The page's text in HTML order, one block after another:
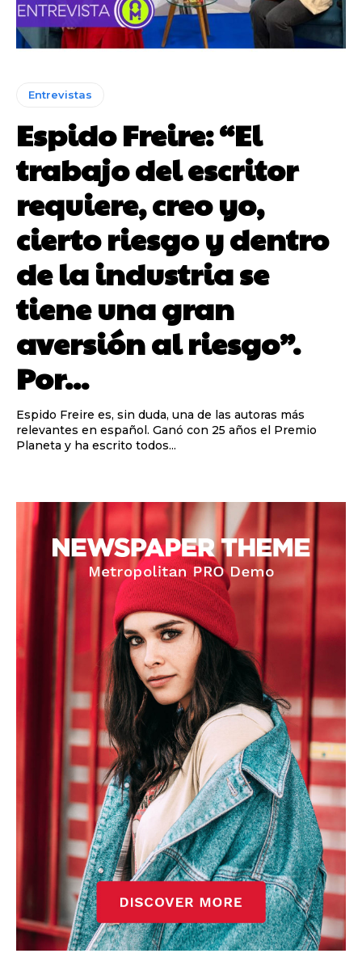
Entrevistas
Espido Freire: “El
trabajo del escritor
requiere, creo yo,
cierto riesgo y dentro
de la industria se
tiene una gran
aversión al riesgo”.
Por...
Espido Freire es, sin duda, una de las autoras más
relevantes en español. Ganó con 25 años el Premio
Planeta y ha escrito todos...